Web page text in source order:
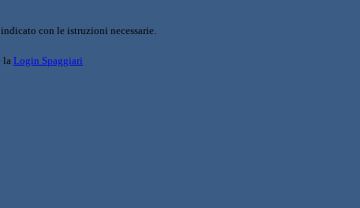
con le istruzioni necessarie.
la Login Spaggiari